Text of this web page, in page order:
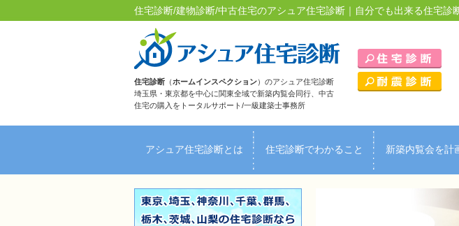
住宅診断/建物診断/中古住宅のアシュア住宅診断｜自分でも出来る住宅
住宅診断 （ ホームインスペクション）のアシュア住宅診断
埼玉県・東京都を中心に関東全域で新築内覧会同行、中古
住宅の購入をトータルサポート/一級建築士事務所
アシュア住宅診断とは 住宅診断でわかること 新築内覧会を計
ＦＡＱ